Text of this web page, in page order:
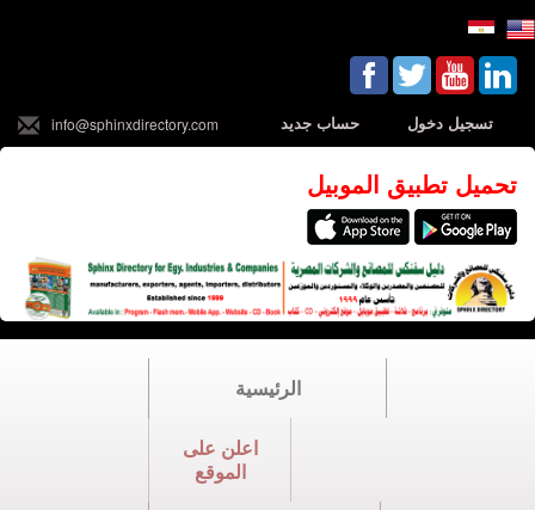
تسجيل دخول حساب جديد info@sphinxdirectory.com
تحميل تطبيق الموبيل
الرئيسية
اعلن على
الموقع